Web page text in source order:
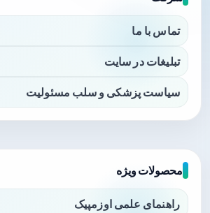
تماس با ما
تبلیغات در سایت
سیاست پزشکی و سلب مسئولیت
محصولات ویژه
راهنمای علمی اوزمپیک